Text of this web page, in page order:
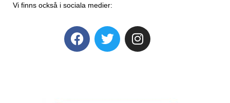
Vi finns också i sociala medier: